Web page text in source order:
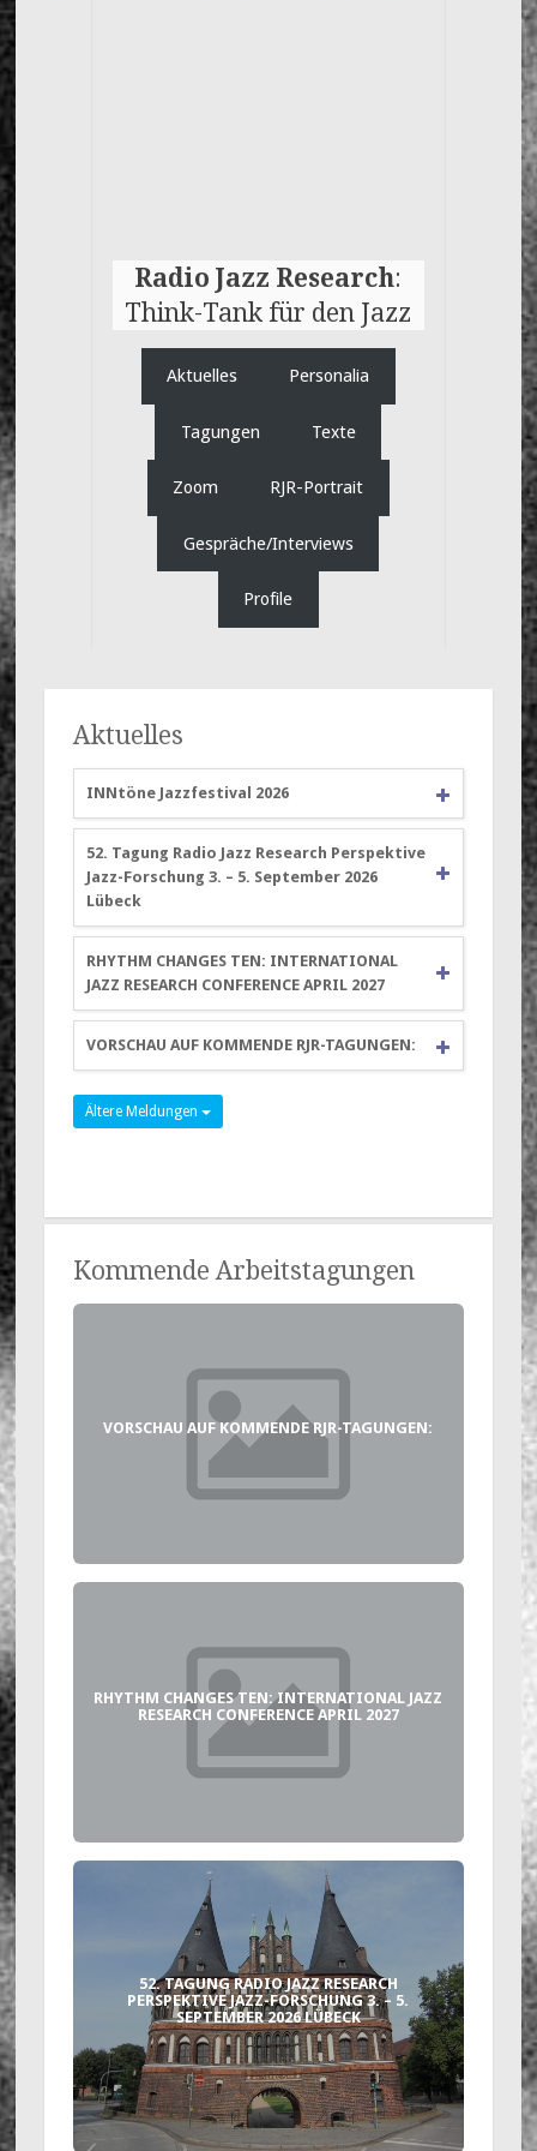
Radio Jazz Research:
Think-Tank für den Jazz
Aktuelles Personalia
Tagungen Texte
Zoom RJR-Portrait
Gespräche/Interviews
Profile
Aktuelles
INNtöne Jazzfestival 2026
52. Tagung Radio Jazz Research Perspektive
Jazz-Forschung 3. – 5. September 2026
Lübeck
RHYTHM CHANGES TEN: INTERNATIONAL
JAZZ RESEARCH CONFERENCE APRIL 2027
VORSCHAU AUF KOMMENDE RJR-TAGUNGEN:
Ältere Meldungen
Kommende Arbeitstagungen
VORSCHAU AUF KOMMENDE RJR-TAGUNGEN:
RHYTHM CHANGES TEN: INTERNATIONAL JAZZ
RESEARCH CONFERENCE APRIL 2027
52. TAGUNG RADIO JAZZ RESEARCH
PERSPEKTIVE JAZZ-FORSCHUNG 3. – 5.
SEPTEMBER 2026 LÜBECK